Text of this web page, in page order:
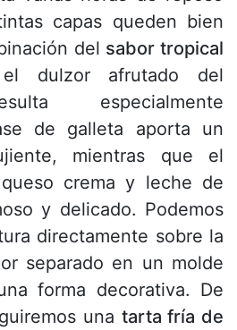
capas queden bien
del sabor tropical
dulzor afrutado del
especialmente
de galleta aporta un
mientras que el
crema y leche de
y delicado. Podemos
directamente sobre la
separado en un molde
forma decorativa. De
una tarta fría de